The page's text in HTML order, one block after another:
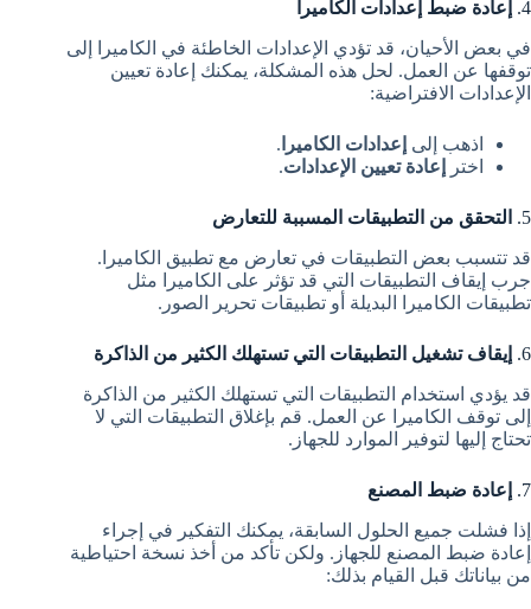
4.
إعادة ضبط إعدادات الكاميرا
في بعض الأحيان، قد تؤدي الإعدادات الخاطئة في الكاميرا إلى
توقفها عن العمل. لحل هذه المشكلة، يمكنك إعادة تعيين
الإعدادات الافتراضية:
اذهب إلى إعدادات الكاميرا .
اختر
إعادة تعيين الإعدادات.
5.
التحقق من التطبيقات المسببة للتعارض
قد تتسبب بعض التطبيقات في تعارض مع تطبيق الكاميرا.
جرب إيقاف التطبيقات التي قد تؤثر على الكاميرا مثل
تطبيقات الكاميرا البديلة أو تطبيقات تحرير الصور.
6.
إيقاف تشغيل التطبيقات التي تستهلك الكثير من الذاكرة
قد يؤدي استخدام التطبيقات التي تستهلك الكثير من الذاكرة
إلى توقف الكاميرا عن العمل. قم بإغلاق التطبيقات التي لا
تحتاج إليها لتوفير الموارد للجهاز.
7.
إعادة ضبط المصنع
إذا فشلت جميع الحلول السابقة، يمكنك التفكير في إجراء
إعادة ضبط المصنع للجهاز. ولكن تأكد من أخذ نسخة احتياطية
من بياناتك قبل القيام بذلك: